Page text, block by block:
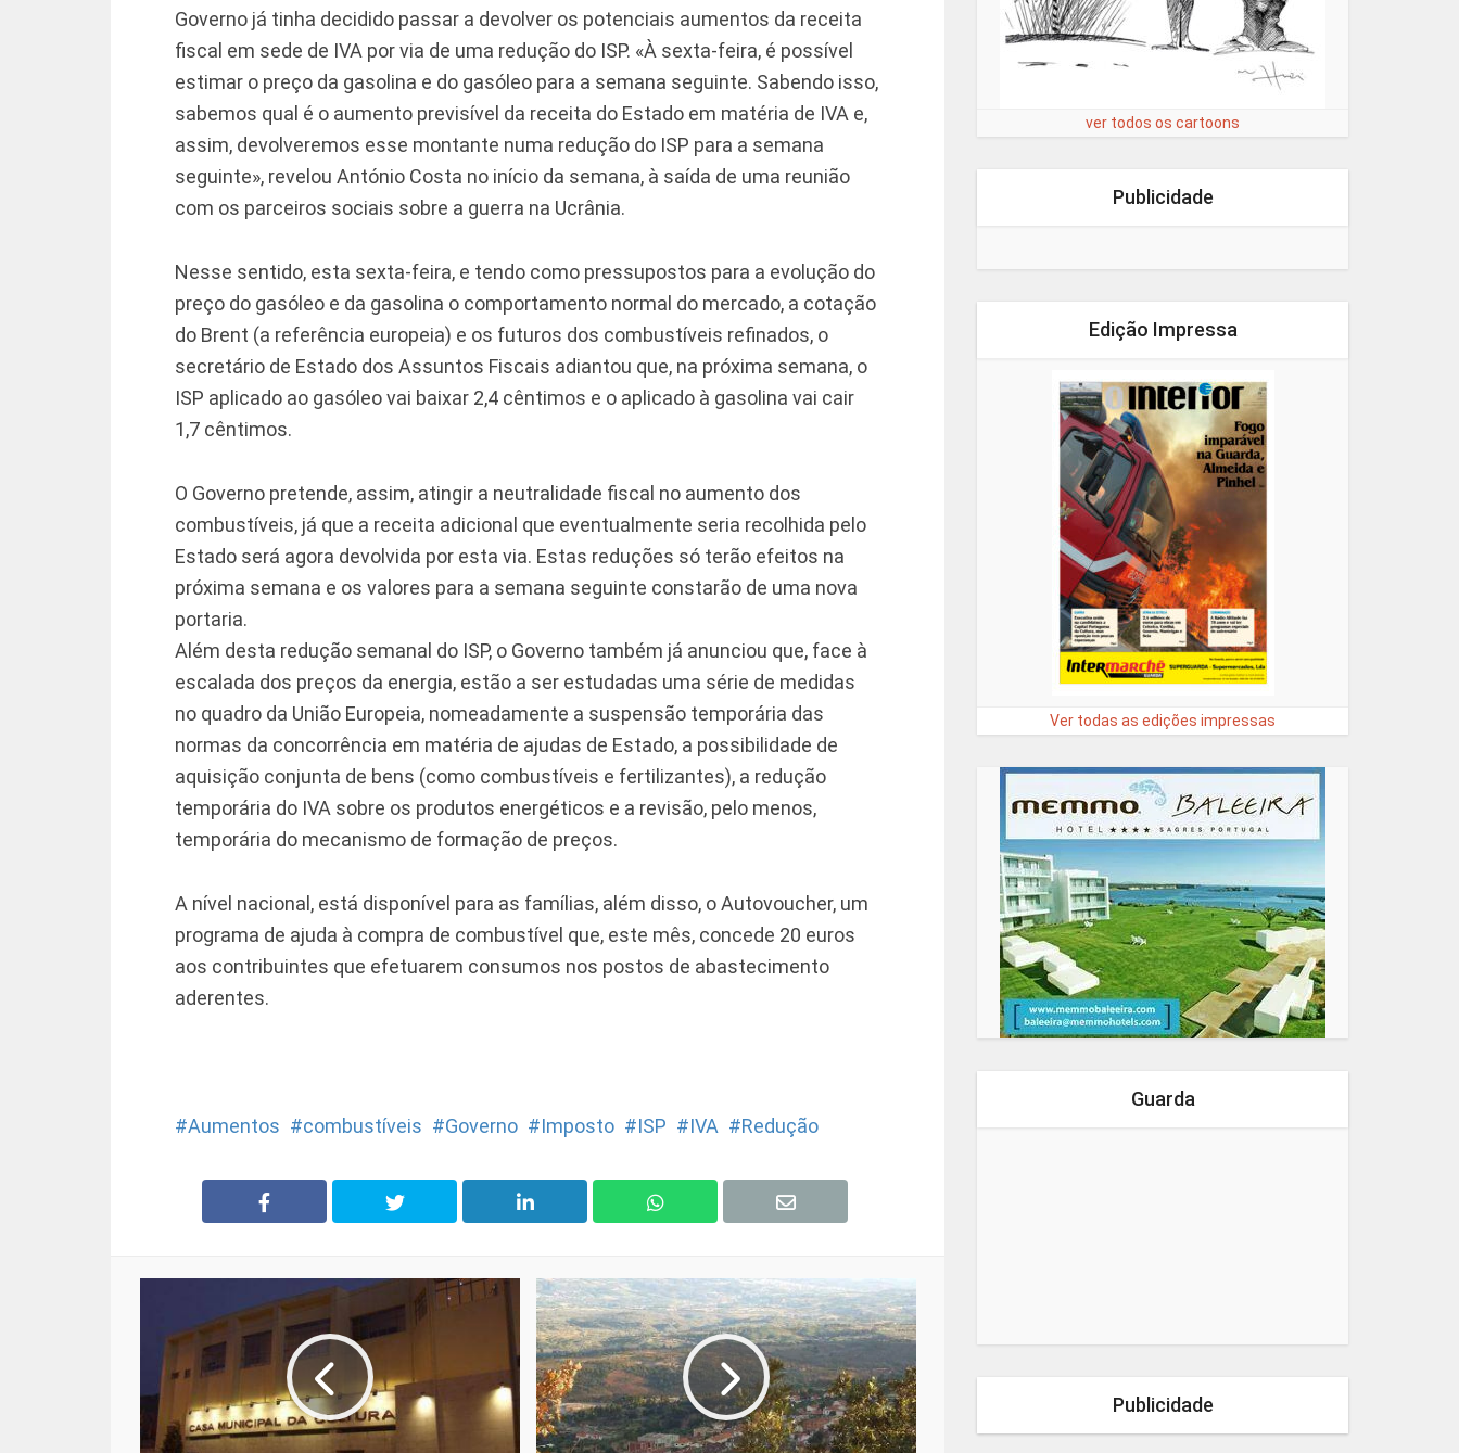
Governo já tinha decidido passar a devolver os potenciais aumentos da receita
fiscal em sede de IVA por via de uma redução do ISP. «À sexta-feira, é possível
estimar o preço da gasolina e do gasóleo para a semana seguinte. Sabendo isso,
sabemos qual é o aumento previsível da receita do Estado em matéria de IVA e,
assim, devolveremos esse montante numa redução do ISP para a semana
seguinte», revelou António Costa no início da semana, à saída de uma reunião
com os parceiros sociais sobre a guerra na Ucrânia.
Nesse sentido, esta sexta-feira, e tendo como pressupostos para a evolução do
preço do gasóleo e da gasolina o comportamento normal do mercado, a cotação
do Brent (a referência europeia) e os futuros dos combustíveis refinados, o
secretário de Estado dos Assuntos Fiscais adiantou que, na próxima semana, o
ISP aplicado ao gasóleo vai baixar 2,4 cêntimos e o aplicado à gasolina vai cair
1,7 cêntimos.
O Governo pretende, assim, atingir a neutralidade fiscal no aumento dos
combustíveis, já que a receita adicional que eventualmente seria recolhida pelo
Estado será agora devolvida por esta via. Estas reduções só terão efeitos na
próxima semana e os valores para a semana seguinte constarão de uma nova
portaria.
Além desta redução semanal do ISP, o Governo também já anunciou que, face à
escalada dos preços da energia, estão a ser estudadas uma série de medidas
no quadro da União Europeia, nomeadamente a suspensão temporária das
normas da concorrência em matéria de ajudas de Estado, a possibilidade de
aquisição conjunta de bens (como combustíveis e fertilizantes), a redução
temporária do IVA sobre os produtos energéticos e a revisão, pelo menos,
temporária do mecanismo de formação de preços.
A nível nacional, está disponível para as famílias, além disso, o Autovoucher, um
programa de ajuda à compra de combustível que, este mês, concede 20 euros
aos contribuintes que efetuarem consumos nos postos de abastecimento
aderentes.
Aumentos combustíveis Governo Imposto ISP IVA Redução
ver todos os cartoons
Publicidade
Edição Impressa
Ver todas as edições impressas
Guarda
Publicidade